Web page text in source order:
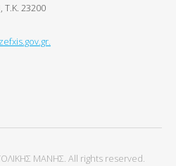
Τ.Κ. 23200
ΜΑΝΗΣ. All rights reserved.